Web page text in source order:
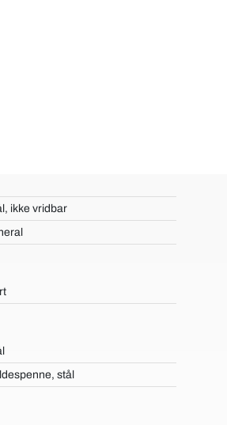
ikke vridbar
stål